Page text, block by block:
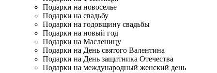
Подарки на новоселье
Подарки на свадьбу
Подарки на годовщину свадьбы
Подарки на новый год
Подарки на Масленицу
Подарки на День святого Валентина
Подарки на День защитника Отечества
Подарки на международный женский день